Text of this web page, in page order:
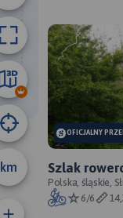
km
13 km
OFICJALNY
Szlak
Sosnowiec
Polska, śląskie,
6/6